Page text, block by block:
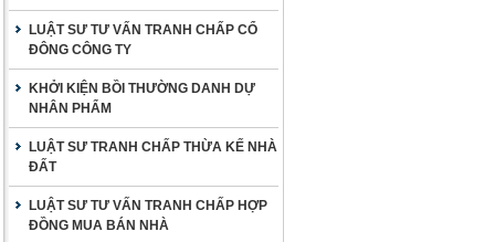
LUẬT SƯ TƯ VẤN TRANH CHẤP CỔ
ĐÔNG CÔNG TY
KHỞI KIỆN BỒI THƯỜNG DANH DỰ
NHÂN PHẨM
LUẬT SƯ TRANH CHẤP THỪA KẾ NHÀ
ĐẤT
LUẬT SƯ TƯ VẤN TRANH CHẤP HỢP
ĐỒNG MUA BÁN NHÀ